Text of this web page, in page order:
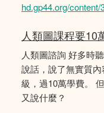
hd.gp44.org/content/
人類圖課程要10
人類圖諮詢 好多時
說話，說了無實質
級，過10萬學費。
又說什麼？